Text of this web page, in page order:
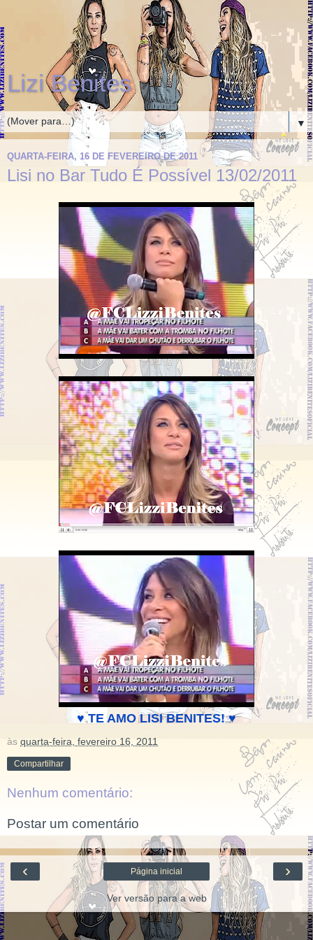
Lizi Benites
▼
QUARTA-FEIRA, 16 DE FEVEREIRO DE 2011
Lisi no Bar Tudo É Possível 13/02/2011
♥ TE AMO LISI BENITES!♥
às quarta-feira, fevereiro 16, 2011
Compartilhar
Nenhum comentário:
Postar um comentário
‹ ›
Página inicial
Ver versão para a web